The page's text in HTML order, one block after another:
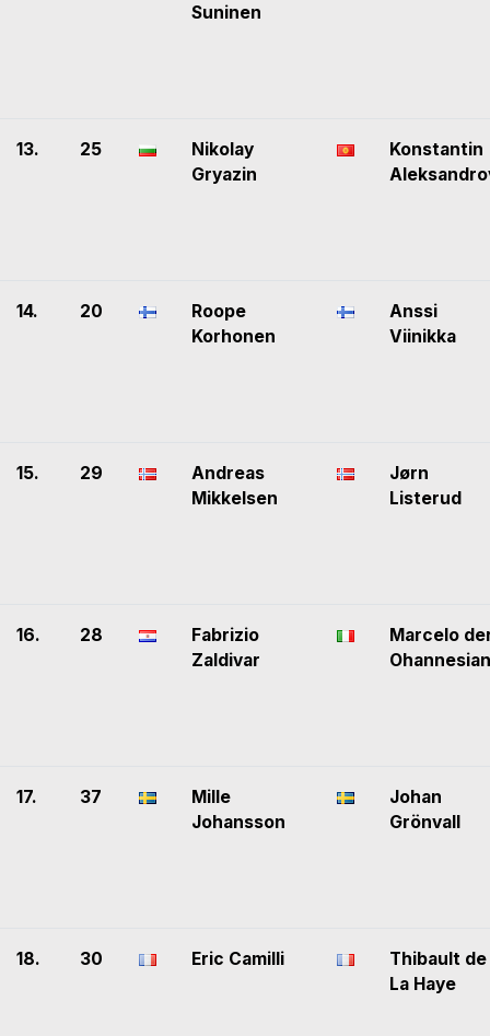
Suninen
13. 25
Nikolay
Gryazin
Konstantin
14. 20
Roope
Korhonen
Anssi
Viinikka
15. 29
Andreas
Mikkelsen
Jørn
Listerud
16. 28
Fabrizio
Zaldivar
Marcelo
Ohannesian
17. 37
Mille
Johansson
Johan
Grönvall
18. 30 Eric Camilli
Thibault de
La Haye